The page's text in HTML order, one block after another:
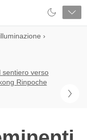
›
sentiero verso
Rinpoche